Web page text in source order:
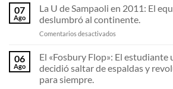
resortes
Por
qué
zapatillas
fibra
07
Ago
La U de Sampaoli en 2011: El
deslumbró al continente.
Comentarios desactivados
U
Sampaoli
06
Ago
El «Fosbury Flop»: El
decidió saltar de espaldas y
para siempre.